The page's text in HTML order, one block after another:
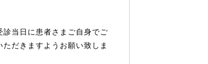
当日に患者さまご自身でご
だきますようお願い致しま